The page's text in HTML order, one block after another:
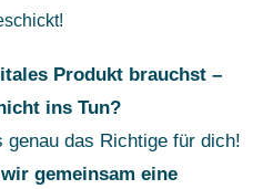
Produkt brauchst –
ins Tun?
das Richtige für dich!
gemeinsam eine